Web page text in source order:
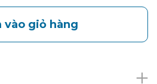
vào giỏ hàng